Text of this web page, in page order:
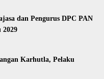
dan Pengurus DPC PAN
2029
Karhutla, Pelaku